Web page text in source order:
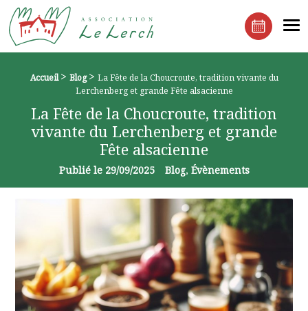
Le Lerchenberg Association à Mulhouse Dornach
Réserver
Fil d'Ariane :
Accueil > Blog > La Fête de la Choucroute, tradition vivante du
Lerchenberg et grande Fête alsacienne
La Fête de la Choucroute, tradition
vivante du Lerchenberg et grande
Fête alsacienne
Publié le 29/09/2025 Blog Évènements